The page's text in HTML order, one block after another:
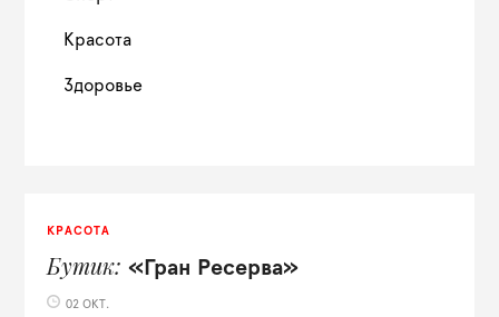
Красота
Здоровье
КРАСОТА
Бутик «Гран Ресерва»
02 ОКТ.